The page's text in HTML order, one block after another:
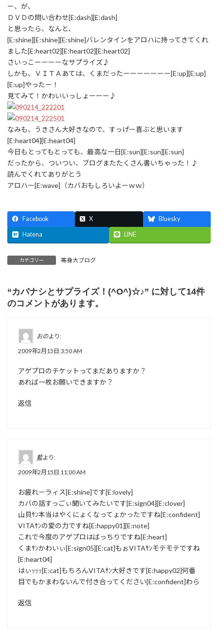
ー、が、
ＤＶＤの問い合わせ[E:dash][E:dash]
と思ったら、なんと、
[E:shine][E:shine][E:shine]バレンタインをアロハに持ってきてくれ
ました[E:heart02][E:heart02][E:heart02]
さいっこーーーーなサプライズ♪
しかも、ＶＩＴＡあては、くまだったーーーーーーー[E:up][E:up]
[E:up]やったー！
見てみて！かわいいっしょーーー♪
なみも、うきさん大好きなので、すっげー喜ぶと思います
[E:heart04][E:heart04]
今日もとってもとっても、最高な一日[E:sun][E:sun][E:sun]
だったから、ついつい、ブログまたたくさん書いちゃった！♪
読んでくれてありがとう
アロハー[E:wave]（カバおもしろいよーｗｗ）
Facebook X Bluesky
Hatena LINE
カテゴリー 等身大ブログ
“カバナシとサプライズ！(^O^)☆♪” に対して14件
のコメントがあります。
おのより:
2009年2月15日 3:50 AM
アゲプロのチケットってまだありますか？
あれば一枚お願いできますか？
返信
藍より:
2009年2月15日 11:00 AM
お疲れーラィス[E:shine]です[E:lovely]
カバの話すっごぃ聞いてみたいです[E:sign04][E:clover]
山貝ｻﾝ本当はやくにょくなってょかったですね[E:confident]
VITAｻﾝの愛の力ですね[E:happy01][E:note]
これで今度のアゲプロはばっちりですね[E:heart]
くまｻﾝかわいぃ[E:sign05][E:cat]もぉVITAｻﾝモテモテですね
[E:heart04]
はぃｯｯｯ[E:cat]もちろんVITAｻﾝ大好きです[E:happy02]何番
目でもかまわないんで付き合ってください[E:confident]わら
返信